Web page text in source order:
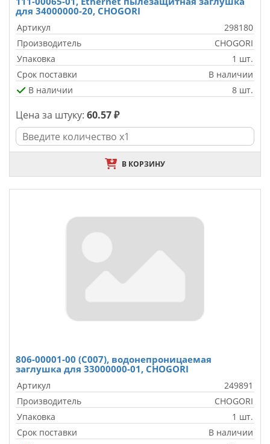
для 34000000-20, CHOGORI
Артикул
298180
Производитель
CHOGORI
Упаковка
1 шт.
Срок поставки
В наличии
В наличии
8 шт.
Цена за штуку: 60.57 ₽
В КОРЗИНУ
806-00001-00 (C007), водонепроницаемая
заглушка для 33000000-01, CHOGORI
Артикул
249891
Производитель
CHOGORI
Упаковка
1 шт.
Срок поставки
В наличии